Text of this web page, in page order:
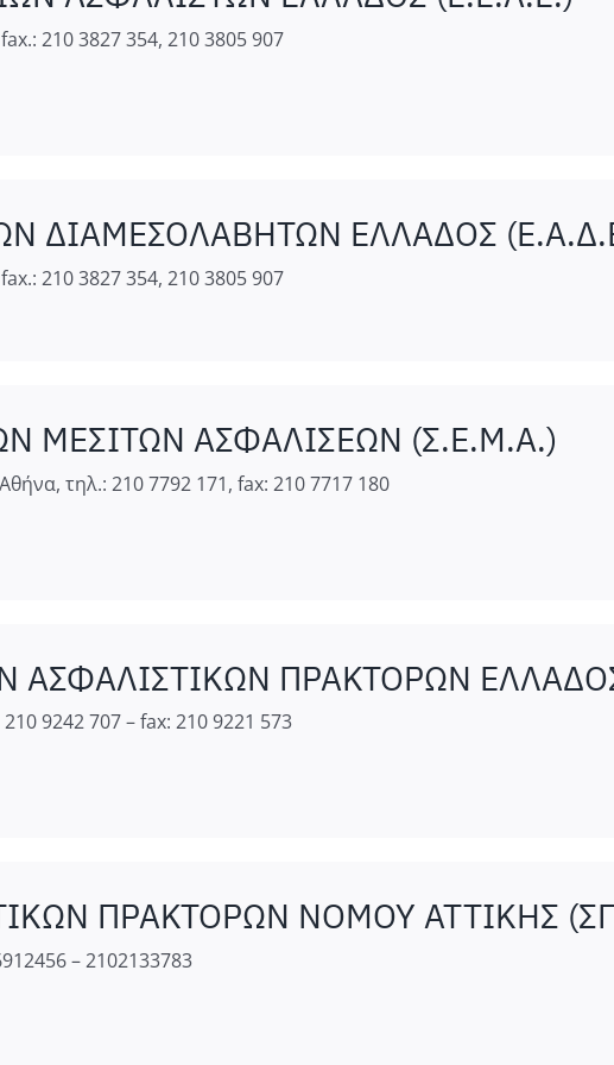
210 3827 354, 210 3805 907
ΔΙΑΜΕΣΟΛΑΒΗΤΩΝ ΕΛΛΑΔΟΣ
210 3827 354, 210 3805 907
ΜΕΣΙΤΩΝ ΑΣΦΑΛΙΣΕΩΝ (Σ.Ε.Μ.Α.)
τηλ.: 210 7792 171, fax: 210 7717 180
ΑΣΦΑΛΙΣΤΙΚΩΝ ΠΡΑΚΤΟΡΩΝ
9242 707 – fax: 210 9221 573
ΠΡΑΚΤΟΡΩΝ ΝΟΜΟΥ ΑΤΤΙΚΗΣ
– 2102133783